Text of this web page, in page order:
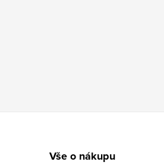
Vše o nákupu